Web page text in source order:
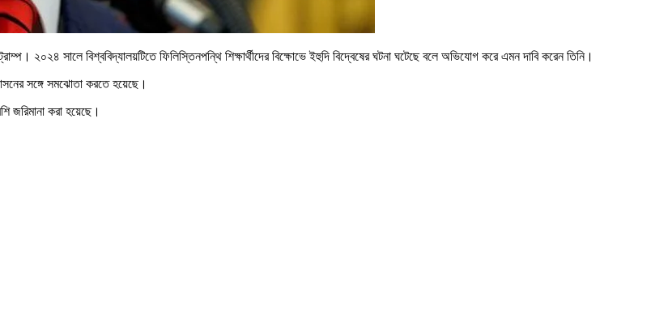
২০২৪ সালে বিশ্ববিদ্যালয়টিতে ফিলিস্তিনপন্থি শিক্ষার্থীদের বিক্ষোভে ইহুদি বিদ্বেষের ঘটনা ঘটেছে বলে অভিযোগ করে এমন দাবি করেন তিনি।
সঙ্গে সমঝোতা করতে হয়েছে।
জরিমানা করা হয়েছে।